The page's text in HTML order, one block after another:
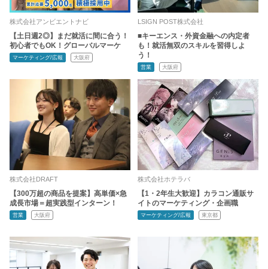
株式会社アンビエントナビ
【土日週2◎】まだ就活に間に合う！
初心者でもOK！グローバルマーケ
マーケティング/広報 大阪府
LSIGN POST株式会社
■キーエンス・外資金融への内定者
も！就活無双のスキルを習得しよ
う！
営業 大阪府
株式会社DRAFT
【300万超の商品を提案】高単価×急
成長市場＝超実践型インターン！
営業 大阪府
株式会社ホテラバ
【1・2年生大歓迎】カラコン通販サ
イトのマーケティング・企画職
マーケティング/広報 東京都